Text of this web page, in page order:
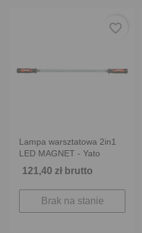
Lampa warsztatowa 2in1
LED MAGNET - Yato
121,40 zł brutto
Brak na stanie
favorite_border